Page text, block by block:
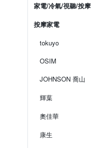
家電/冷氣/視聽/按摩
按摩家電
tokuyo
OSIM
JOHNSON 喬山
輝葉
奧佳華
康生